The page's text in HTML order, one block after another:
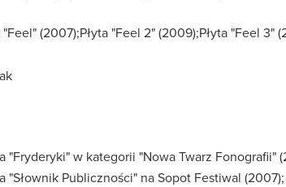
"Feel" (2007);Płyta "Feel 2" (2009);Płyta "Feel 3"
"Fryderyki" w kategorii "Nowa Twarz Fonografii"
"Słownik Publiczności" na Sopot Festiwal (2007);